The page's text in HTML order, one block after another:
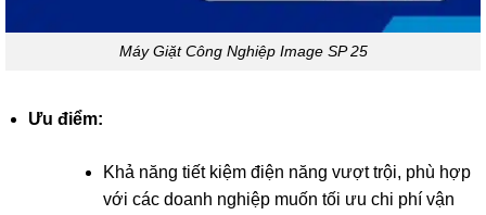
Máy Giặt Công Nghiệp Image SP 25
Ưu điểm:
Khả năng tiết kiệm điện năng vượt trội, phù hợp
với các doanh nghiệp muốn tối ưu chi phí vận